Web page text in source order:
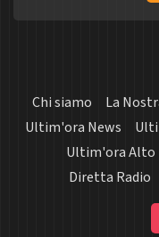
Chi siamo La
Ultim'ora News
Ultim'ora Alto
Diretta Radio